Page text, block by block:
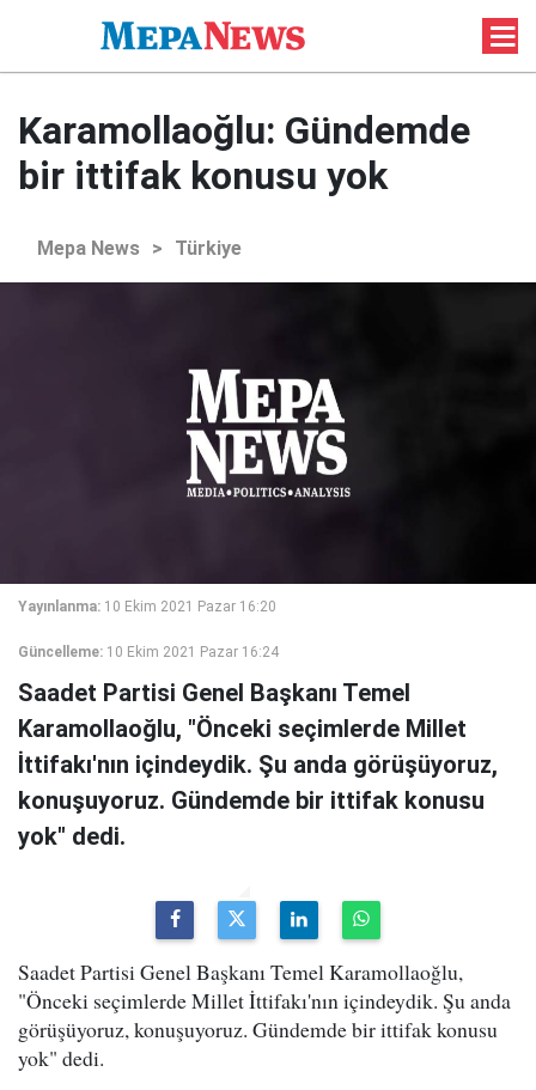
Karamollaoğlu: Gündemde
bir ittifak konusu yok
Mepa News > Türkiye
Yayınlanma: 10 Ekim 2021 Pazar 16:20
Güncelleme: 10 Ekim 2021 Pazar 16:24
Saadet Partisi Genel Başkanı Temel
Karamollaoğlu, "Önceki seçimlerde Millet
İttifakı'nın içindeydik. Şu anda görüşüyoruz,
konuşuyoruz. Gündemde bir ittifak konusu
yok" dedi.
Saadet Partisi Genel Başkanı Temel Karamollaoğlu,
"Önceki seçimlerde Millet İttifakı'nın içindeydik. Şu anda
görüşüyoruz, konuşuyoruz. Gündemde bir ittifak konusu
yok" dedi.